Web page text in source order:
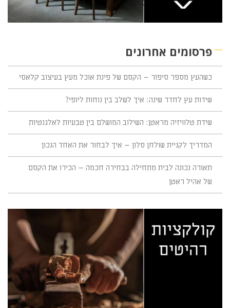
פרסומים אחרונים
כשהעץ מספר סיפור – הקסם של פינת אוכל מעץ בעיצוב קלאסי
שידות עץ לחדר שינה: איך לשלב בין נוחות ליופי?
שידת טלוויזיה מראטן: השילוב המושלם בין טבעיות לאלגנטיות
המדריך לקניית שולחן סלון – איך לבחור את האחד הנכון
תאורה נכונה לבית מתחילה בבחירה חכמה – הכירו את הקסם
של אהיל ראטן